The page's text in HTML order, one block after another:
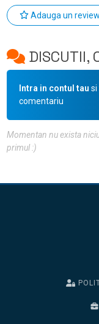
Adauga un review
DISCUTII,
Intra in contul tau si
comentariu
Momentan nu exista
primul :)